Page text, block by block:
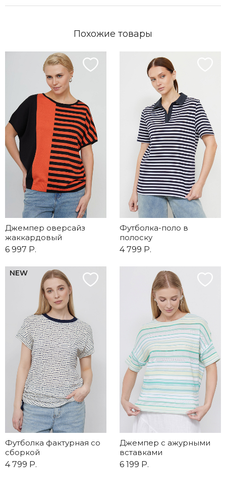
Похожие товары
Джемпер оверсайз
жаккардовый
6 997 Р.
Футболка-поло в
полоску
4 799 Р.
NEW
Футболка фактурная со
сборкой
4 799 Р.
Джемпер с ажурными
вставками
6 199 Р.